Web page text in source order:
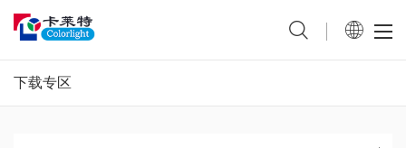
下载专区